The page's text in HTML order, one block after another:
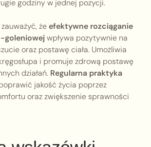
godziny w jednej pozycji.
żeefektywne rozciąganie
goleniowejwpływa pozytywnie na
oraz postawę ciała. Umożliwia
i promuje zdrową postawę
działań. Regularna praktyka
jakość życia poprzez
oraz zwiększenie sprawności